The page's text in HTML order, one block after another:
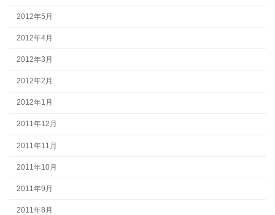
2012年5月
2012年4月
2012年3月
2012年2月
2012年1月
2011年12月
2011年11月
2011年10月
2011年9月
2011年8月